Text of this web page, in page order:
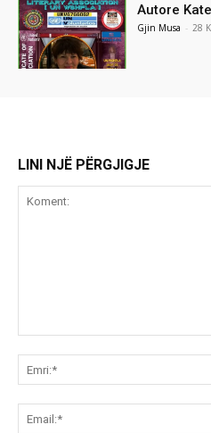
Autore
Gjin Musa - 28
LINI NJË PËRGJIGJE